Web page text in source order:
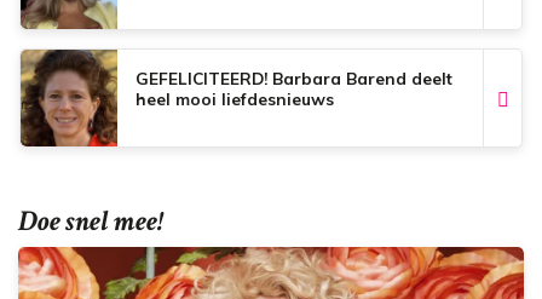
GEFELICITEERD! Barbara Barend deelt
heel mooi liefdesnieuws
Doe snel mee!